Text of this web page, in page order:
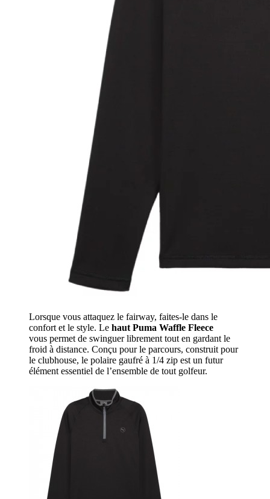
Lorsque vous attaquez le fairway, faites-le dans le
confort et le style. Le haut Puma Waffle Fleece
vous permet de swinguer librement tout en gardant le
froid à distance. Conçu pour le parcours, construit pour
le clubhouse, le polaire gaufré à 1/4 zip est un futur
élément essentiel de l’ensemble de tout golfeur.